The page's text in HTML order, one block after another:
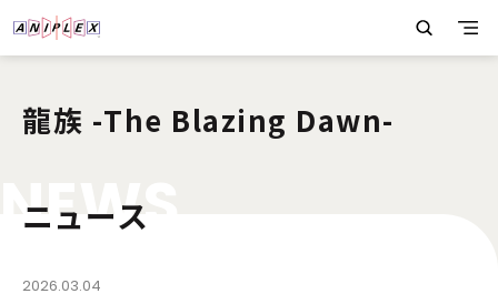
龍族 -The Blazing Dawn-
NEWS
ニュース
2026.03.04